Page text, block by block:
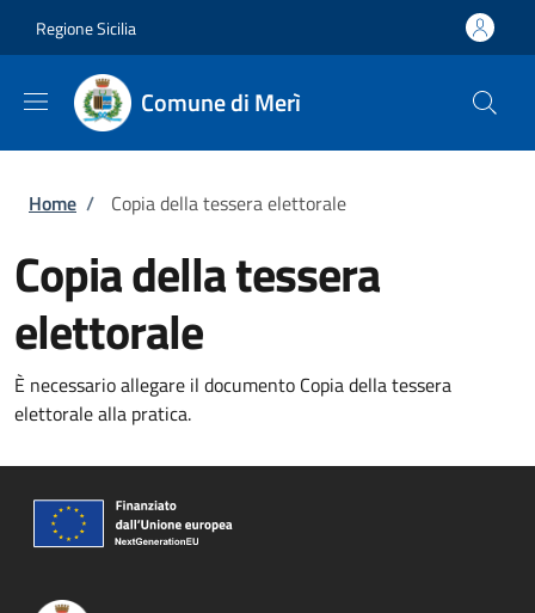
Regione Sicilia
Comune di Merì
Briciole di pane
Home / Copia della tessera elettorale
Copia della tessera
elettorale
È necessario allegare il documento Copia della tessera
elettorale alla pratica.